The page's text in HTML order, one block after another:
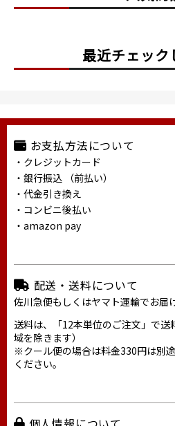
最近チェック
お支払方法について
・クレジットカード
・銀行振込 （前払い）
・代金引き換え
・コンビニ後払い
・amazon pay
配送・送料について
佐川急便もしくはヤマト運輸でお届
送料は、「12本単位のご注文」で送
域を除きます）
※クール便の場合は料金330円は別
ください。